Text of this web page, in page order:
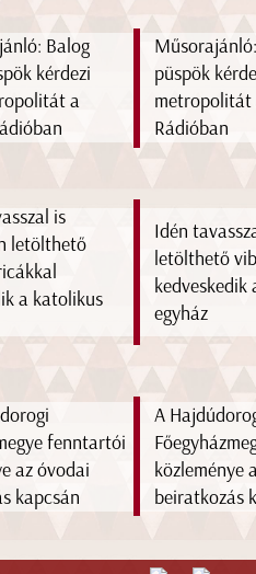
püspök
metropolitát
Rádióban
Idén
letölthető
kedveskedik
egyház
A
közleménye
beiratkozás